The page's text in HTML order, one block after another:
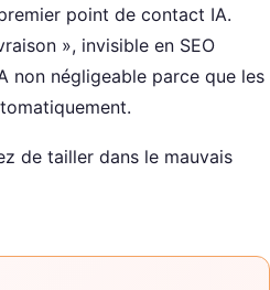
point de contact IA.
», invisible en SEO
non négligeable parce que les
de tailler dans le mauvais